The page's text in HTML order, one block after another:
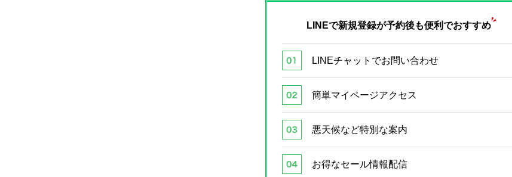
LINEで新規登録が予約後も便利でおすすめ
LINEチャットでお問い合わせ
簡単マイページアクセス
悪天候など特別な案内
お得なセール情報配信